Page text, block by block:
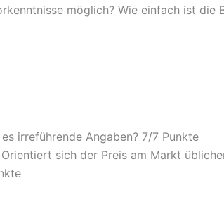
möglich? Wie einfach ist die
irreführende Angaben? 7/7 Punkte
sich der Preis am Markt